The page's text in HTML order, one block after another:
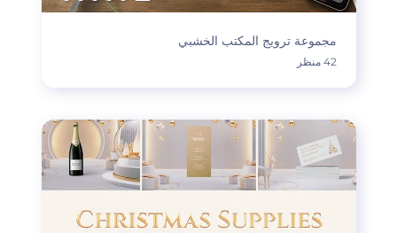
مجموعة ترويج المكتب الخشبي
42 منظر